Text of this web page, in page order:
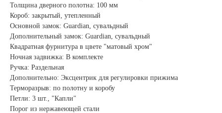
Толщина дверного полотна: 100 мм
Короб: закрытый, утепленный
Основной замок: Guardian, сувальдный
Дополнительный замок: Guardian, сувальдный
Квадратная фурнитура в цвете "матовый хром"
Ночная задвижка: В комплекте
Ручка: Раздельная
Дополнительно: Эксцентрик для регулировки прижима
Терморазрыв: по полотну и коробу
Петли: 3 шт., "Капли"
Порог из нержавеющей стали